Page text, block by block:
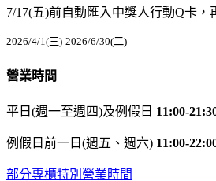
7/17(五)前自動匯入中獎人行動Q卡，
2026/4/1(三)-2026/6/30(二)
營業時間
平日(週一至週四)及例假日 11:00-
例假日前一日(週五、週六) 11:00-
部分專櫃特別營業時間